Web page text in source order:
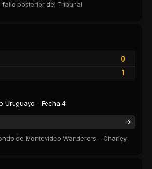
fallo posterior del Tribunal
0
1
Uruguayo - Fecha 4
de Montevideo Wanderers - Charley